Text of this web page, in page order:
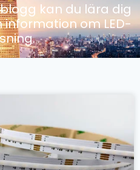
kan du lära dig
om LED-